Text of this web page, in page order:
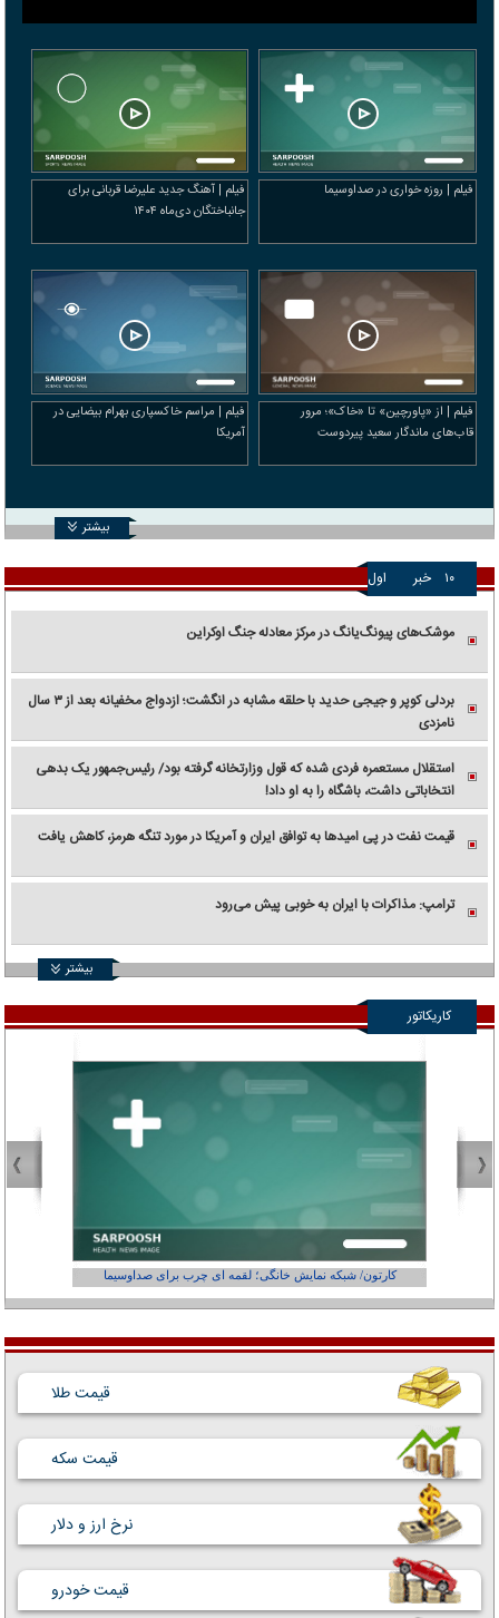
فیلم | روزه خواری در صداوسیما
فیلم | آهنگ جدید علیرضا قربانی برای
جانباختگان دی‌ماه ۱۴۰۴
فیلم | از «پاورچین» تا «خاک»؛ مرور
قاب‌های ماندگار سعید پیردوست
فیلم | مراسم خاکسپاری بهرام بیضایی در
آمریکا
بیشتر
۱۰ خبر اول
موشک‌های پیونگ‌یانگ در مرکز معادله جنگ اوکراین
بردلی کوپر و جیجی حدید با حلقه‌ مشابه در انگشت؛ ازدواج مخفیانه بعد از ۳ سال
نامزدی
استقلال مستعمره فردی شده که قول وزارتخانه گرفته بود/ رئیس‌جمهور یک بدهی
انتخاباتی داشت، باشگاه را به او داد!
قیمت نفت در پی امیدها به توافق ایران و آمریکا در مورد تنگه هرمز، کاهش یافت
ترامپ: مذاکرات با ایران به خوبی پیش می‌رود
بیشتر
کاریکاتور
کارتون/ شبکه نمایش خانگی؛ لقمه ای چرب برای صداوسیما
قیمت طلا
قیمت سکه
نرخ ارز و دلار
قیمت خودرو